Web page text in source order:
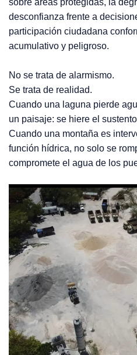
desconfianza frente a
participación ciudadana
acumulativo y peligroso.
No se trata de alarmismo.
Se trata de realidad.
Cuando una laguna pierde
un paisaje: se hiere el
Cuando una montaña es
función hídrica, no solo se
compromete el agua de los